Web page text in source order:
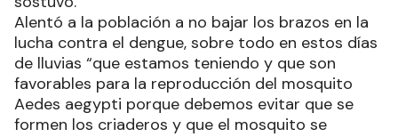
Alentó a la población a no bajar los brazos en la
lucha contra el dengue, sobre todo en estos días
de lluvias “que estamos teniendo y que son
favorables para la reproducción del mosquito
Aedes aegypti porque debemos evitar que se
formen los criaderos y que el mosquito se